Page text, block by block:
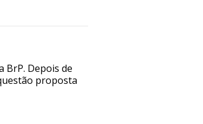
BrP. Depois de
proposta